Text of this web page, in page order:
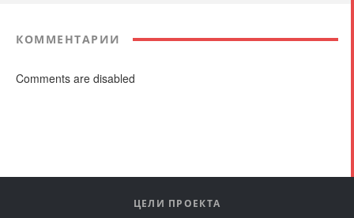
КОММЕНТАРИИ
Comments are disabled
ЦЕЛИ ПРОЕКТА